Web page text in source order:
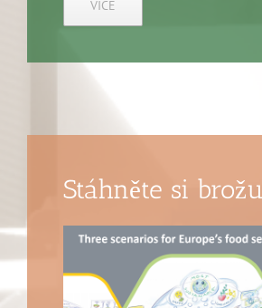
VÍCE
Stáhněte si